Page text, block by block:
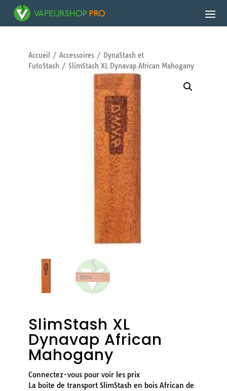
Accueil / Accessoires/ DynaStash et
FutoStash / SlimStash XL Dynavap African Mahogany
SlimStash XL
Dynavap African
Mahogany
Connectez-vous pour voir les prix
La boite de transport SlimStash en bois African de